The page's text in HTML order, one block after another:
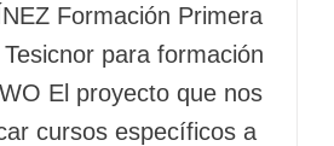
Formación Primera
para formación
El proyecto que nos
cursos específicos a